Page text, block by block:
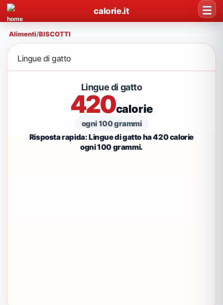
calorie.it
Alimenti/BISCOTTI
Lingue di gatto
Lingue di gatto
420calorie
ogni 100 grammi
Risposta rapida: Lingue di gatto ha 420 calorie
ogni 100 grammi.